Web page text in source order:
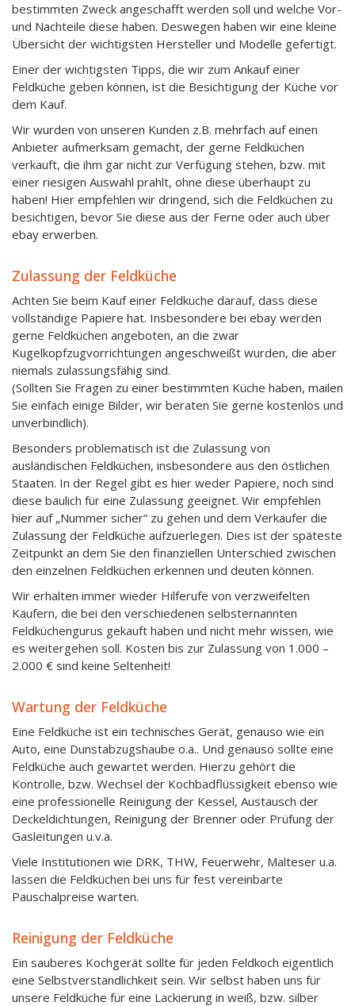
bestimmten Zweck angeschafft werden soll und welche Vor-
und Nachteile diese haben. Deswegen haben wir eine kleine
Übersicht der wichtigsten Hersteller und Modelle gefertigt.
Einer der wichtigsten Tipps, die wir zum Ankauf einer
Feldküche geben können, ist die Besichtigung der Küche vor
dem Kauf.
Wir wurden von unseren Kunden z.B. mehrfach auf einen
Anbieter aufmerksam gemacht, der gerne Feldküchen
verkauft, die ihm gar nicht zur Verfügung stehen, bzw. mit
einer riesigen Auswahl prahlt, ohne diese überhaupt zu
haben! Hier empfehlen wir dringend, sich die Feldküchen zu
besichtigen, bevor Sie diese aus der Ferne oder auch über
ebay erwerben.
Zulassung der Feldküche
Achten Sie beim Kauf einer Feldküche darauf, dass diese
vollständige Papiere hat. Insbesondere bei ebay werden
gerne Feldküchen angeboten, an die zwar
Kugelkopfzugvorrichtungen angeschweißt wurden, die aber
niemals zulassungsfähig sind.
(Sollten Sie Fragen zu einer bestimmten Küche haben, mailen
Sie einfach einige Bilder, wir beraten Sie gerne kostenlos und
unverbindlich).
Besonders problematisch ist die Zulassung von
ausländischen Feldküchen, insbesondere aus den östlichen
Staaten. In der Regel gibt es hier weder Papiere, noch sind
diese baulich für eine Zulassung geeignet. Wir empfehlen
hier auf „Nummer sicher“ zu gehen und dem Verkäufer die
Zulassung der Feldküche aufzuerlegen. Dies ist der späteste
Zeitpunkt an dem Sie den finanziellen Unterschied zwischen
den einzelnen Feldküchen erkennen und deuten können.
Wir erhalten immer wieder Hilferufe von verzweifelten
Käufern, die bei den verschiedenen selbsternannten
Feldküchengurus gekauft haben und nicht mehr wissen, wie
es weitergehen soll. Kosten bis zur Zulassung von 1.000 –
2.000 € sind keine Seltenheit!
Wartung der Feldküche
Eine Feldküche ist ein technisches Gerät, genauso wie ein
Auto, eine Dunstabzugshaube o.ä.. Und genauso sollte eine
Feldküche auch gewartet werden. Hierzu gehört die
Kontrolle, bzw. Wechsel der Kochbadflüssigkeit ebenso wie
eine professionelle Reinigung der Kessel, Austausch der
Deckeldichtungen, Reinigung der Brenner oder Prüfung der
Gasleitungen u.v.a.
Viele Institutionen wie DRK, THW, Feuerwehr, Malteser u.a.
lassen die Feldküchen bei uns für fest vereinbarte
Pauschalpreise warten.
Reinigung der Feldküche
Ein sauberes Kochgerät sollte für jeden Feldkoch eigentlich
eine Selbstverständlichkeit sein. Wir selbst haben uns für
unsere Feldküche für eine Lackierung in weiß, bzw. silber